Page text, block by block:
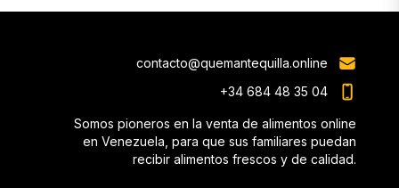
contacto@quemantequilla.online
+34 684 48 35 04
Somos pioneros en la venta de alimentos online
en Venezuela, para que sus familiares puedan
recibir alimentos frescos y de calidad.